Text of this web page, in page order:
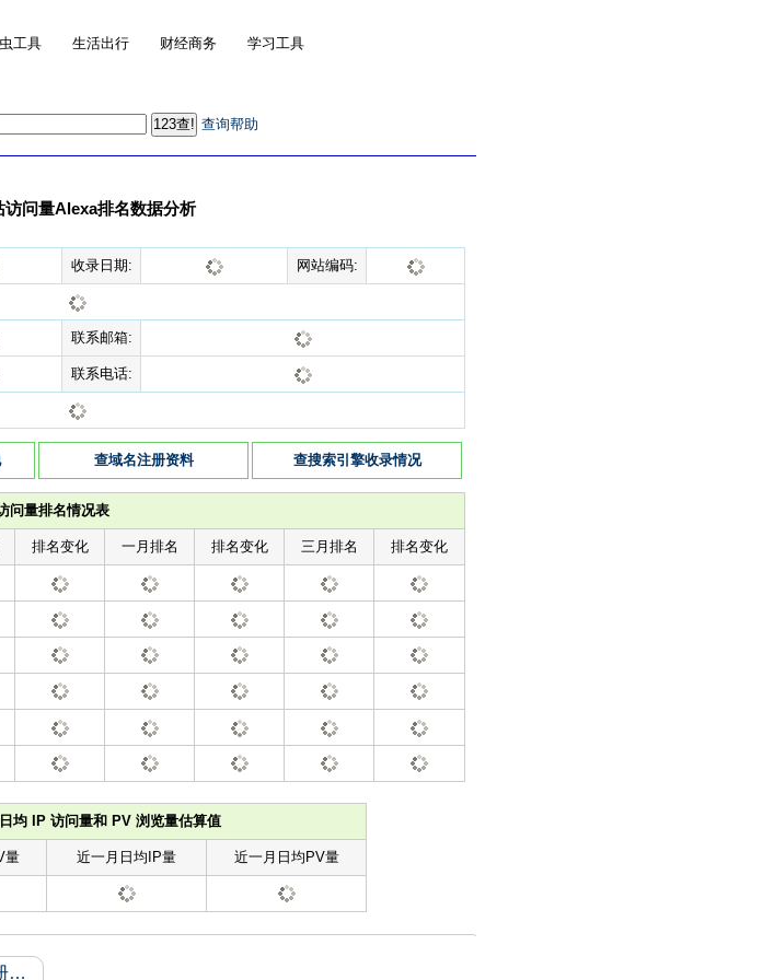
工具 生活出行 财经商务 学习工具
查询帮助
问量Alexa排名数据分析
收录日期: 网站编码:
联系邮箱:
联系电话:
查域名注册资料 查搜索引擎收录情况
问量排名情况表
排名变化 一月排名 排名变化 三月排名 排名变化
均 IP 访问量和 PV 浏览量估算值
量 近一月日均IP量 近一月日均PV量
域名注册信息